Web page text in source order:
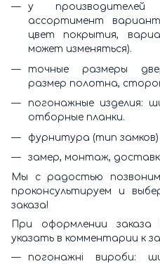
у производителей
ассортимент
цвет покрытия,
может изменяться).
точные размеры
размер полотна,
погонажные изделия:
отборные планки.
фурнитура (тип замков)
замер, монтаж,
Мы с радостью
проконсультируем и
заказа!
При оформлении
указать в комментарии к
погонажні вироби: